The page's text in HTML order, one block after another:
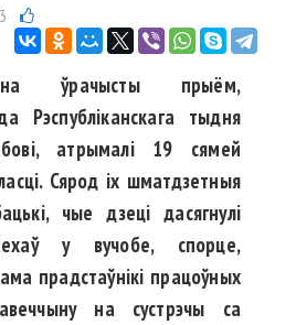
ўрачысты прыём,
Рэспубліканскага тыдня
атрымалі 19 сямей
Сярод іх шматдзетныя
чые дзеці дасягнулі
у вучобе, спорце,
прадстаўнікі працоўных
на сустрэчы са